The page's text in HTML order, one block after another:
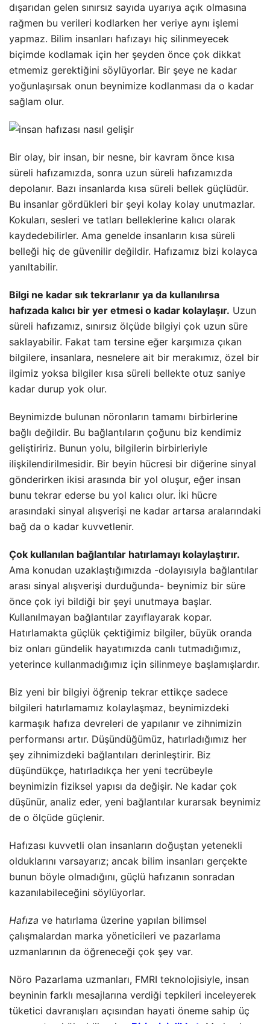
dışarıdan gelen sınırsız sayıda uyarıya açık olmasına
rağmen bu verileri kodlarken her veriye aynı işlemi
yapmaz. Bilim insanları hafızayı hiç silinmeyecek
biçimde kodlamak için her şeyden önce çok dikkat
etmemiz gerektiğini söylüyorlar. Bir şeye ne kadar
yoğunlaşırsak onun beynimize kodlanması da o kadar
sağlam olur.
Bir olay, bir insan, bir nesne, bir kavram önce kısa
süreli hafızamızda, sonra uzun süreli hafızamızda
depolanır. Bazı insanlarda kısa süreli bellek güçlüdür.
Bu insanlar gördükleri bir şeyi kolay kolay unutmazlar.
Kokuları, sesleri ve tatları belleklerine kalıcı olarak
kaydedebilirler. Ama genelde insanların kısa süreli
belleği hiç de güvenilir değildir. Hafızamız bizi kolayca
yanıltabilir.
Bilgi ne kadar sık tekrarlanır ya da kullanılırsa
hafızada kalıcı bir yer etmesi o kadar kolaylaşır. Uzun
süreli hafızamız, sınırsız ölçüde bilgiyi çok uzun süre
saklayabilir. Fakat tam tersine eğer karşımıza çıkan
bilgilere, insanlara, nesnelere ait bir merakımız, özel bir
ilgimiz yoksa bilgiler kısa süreli bellekte otuz saniye
kadar durup yok olur.
Beynimizde bulunan nöronların tamamı birbirlerine
bağlı değildir. Bu bağlantıların çoğunu biz kendimiz
geliştiririz. Bunun yolu, bilgilerin birbirleriyle
ilişkilendirilmesidir. Bir beyin hücresi bir diğerine sinyal
gönderirken ikisi arasında bir yol oluşur, eğer insan
bunu tekrar ederse bu yol kalıcı olur. İki hücre
arasındaki sinyal alışverişi ne kadar artarsa aralarındaki
bağ da o kadar kuvvetlenir.
Çok kullanılan bağlantılar hatırlamayı kolaylaştırır.
Ama konudan uzaklaştığımızda -dolayısıyla bağlantılar
arası sinyal alışverişi durduğunda- beynimiz bir süre
önce çok iyi bildiği bir şeyi unutmaya başlar.
Kullanılmayan bağlantılar zayıflayarak kopar.
Hatırlamakta güçlük çektiğimiz bilgiler, büyük oranda
biz onları gündelik hayatımızda canlı tutmadığımız,
yeterince kullanmadığımız için silinmeye başlamışlardır.
Biz yeni bir bilgiyi öğrenip tekrar ettikçe sadece
bilgileri hatırlamamız kolaylaşmaz, beynimizdeki
karmaşık hafıza devreleri de yapılanır ve zihnimizin
performansı artır. Düşündüğümüz, hatırladığımız her
şey zihnimizdeki bağlantıları derinleştirir. Biz
düşündükçe, hatırladıkça her yeni tecrübeyle
beynimizin fiziksel yapısı da değişir. Ne kadar çok
düşünür, analiz eder, yeni bağlantılar kurarsak beynimiz
de o ölçüde güçlenir.
Hafızası kuvvetli olan insanların doğuştan yetenekli
olduklarını varsayarız; ancak bilim insanları gerçekte
bunun böyle olmadığını, güçlü hafızanın sonradan
kazanılabileceğini söylüyorlar.
Hafıza ve hatırlama üzerine yapılan bilimsel
çalışmalardan marka yöneticileri ve pazarlama
uzmanlarının da öğreneceği çok şey var.
Nöro Pazarlama uzmanları, FMRI teknolojisiyle, insan
beyninin farklı mesajlarına verdiği tepkileri inceleyerek
tüketici davranışları açısından hayati öneme sahip üç